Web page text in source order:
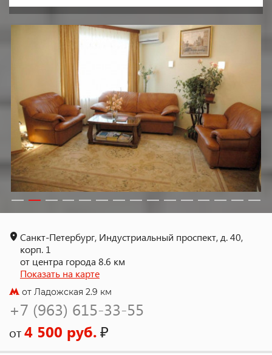
Санкт-Петербург, Индустриальный проспект, д. 40,
корп. 1
от центра города 8.6 км
Показать на карте
от Ладожская 2.9 км
+7 (963) 615-33-55
от4 500 руб.₽